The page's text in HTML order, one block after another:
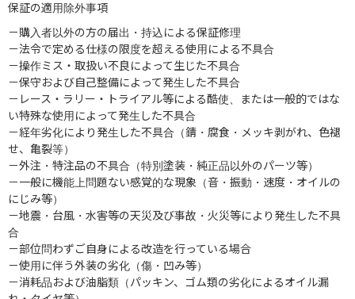
保証の適用除外事項
－購入者以外の方の届出・持込による保証修理
－法令で定める仕様の限度を超える使用による不具合
－操作ミス・取扱い不良によって生じた不具合
－保守および自己整備によって発生した不具合
－レース・ラリー・トライアル等による酷使、または一般的ではな
い特殊な使用によって発生した不具合
－経年劣化により発生した不具合（錆・腐食・メッキ剥がれ、色褪
せ、亀裂等）
－外注・特注品の不具合（特別塗装・純正品以外のパーツ等）
－一般に機能上問題ない感覚的な現象（音・振動・速度・オイルの
にじみ等）
－地震・台風・水害等の天災及び事故・火災等により発生した不具
合
－部位問わずご自身による改造を行っている場合
－使用に伴う外装の劣化（傷・凹み等）
－消耗品および油脂類（パッキン、ゴム類の劣化によるオイル漏